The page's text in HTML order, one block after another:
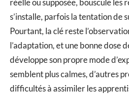
s’installe, parfois la tentation de
Pourtant, la clé reste
l’adaptation, et une bonne dose
développe son propre mode
semblent plus calmes, d’autres
difficultés à assimiler les